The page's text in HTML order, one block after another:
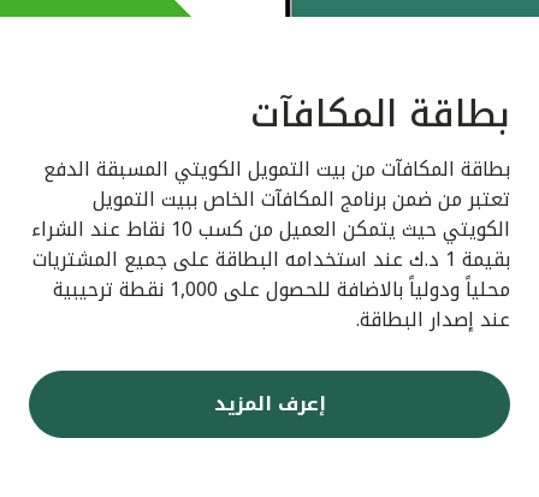
بطاقة المكافآت
بطاقة المكافآت من بيت التمويل الكويتي المسبقة الدفع
تعتبر من ضمن برنامج المكافآت الخاص ببيت التمويل
الكويتي حيث يتمكن العميل من كسب 10 نقاط عند الشراء
بقيمة 1 د.ك عند استخدامه البطاقة على جميع المشتريات
محلياً ودولياً بالاضافة للحصول على 1,000 نقطة ترحيبية
عند إصدار البطاقة.
إعرف المزيد